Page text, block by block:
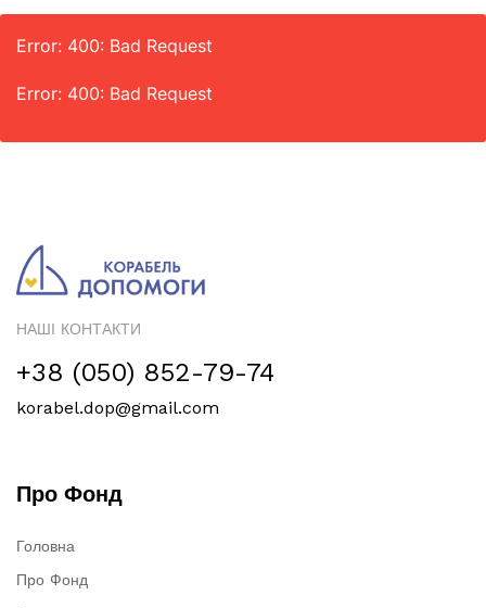
Error: 400: Bad Request
Error: 400: Bad Request
НАШІ КОНТАКТИ
+38 (050) 852-79-74
korabel.dop@gmail.com
Про Фонд
Головна
Про Фонд